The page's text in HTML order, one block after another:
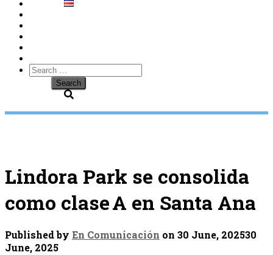
Search
for:
Lindora Park se consolida
como clase A en Santa Ana
Published by En Comunicación on 30 June, 202530
June, 2025